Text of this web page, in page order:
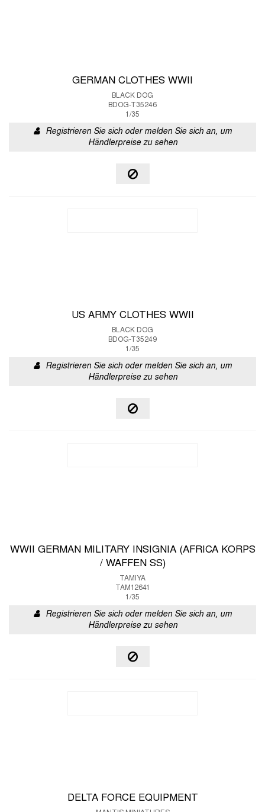
GERMAN CLOTHES WWII
BLACK DOG
BDOG-T35246
1/35
Registrieren Sie sich oder melden Sie sich an, um
Händlerpreise zu sehen
US ARMY CLOTHES WWII
BLACK DOG
BDOG-T35249
1/35
Registrieren Sie sich oder melden Sie sich an, um
Händlerpreise zu sehen
WWII GERMAN MILITARY INSIGNIA (AFRICA KORPS
/ WAFFEN SS)
TAMIYA
TAM12641
1/35
Registrieren Sie sich oder melden Sie sich an, um
Händlerpreise zu sehen
DELTA FORCE EQUIPMENT